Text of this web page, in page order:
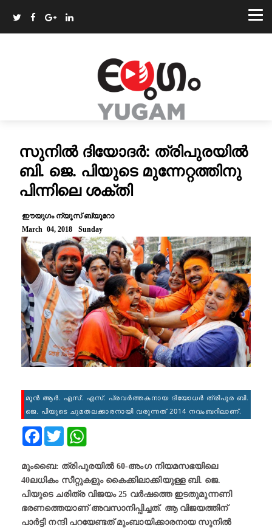
സുനിൽ ദിയോദർ: ത്രിപുരയിൽ
ബി. ജെ. പിയുടെ മുന്നേറ്റത്തിനു
പിന്നിലെ ശക്തി
ഈയുഗം ന്യൂസ് ബ്യൂറോ
March 04, 2018 Sunday
മുൻ ആർ. എസ്. എസ്. പ്രവര്‍ത്തകനായ ദിയോധർ ത്രിപുര ബി.
ജെ. പിയുടെ ചുമതലക്കാരനായി വരുന്നത് 2014 നവംബറിലാണ്.
FacebookTwitter
മുംബൈ: ത്രിപുരയിൽ 60-അംഗ നിയമസഭയിലെ
40ലധികം സീറ്റുകളും കൈക്കിലാക്കിയുള്ള ബി. ജെ.
പിയുടെ ചരിത്ര വിജയം 25 വർഷത്തെ ഇടതുമുന്നണി
ഭരണത്തെയാണ്‌ അവസാനിപ്പിച്ചത്. ആ വിജയത്തിന്
പാർട്ടി നന്ദി പറയേണ്ടത് മുംബായിക്കാരനായ സുനിൽ